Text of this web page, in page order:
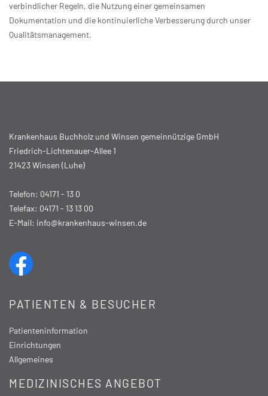
verbindlicher Regeln, die Nutzung einer gemeinsamen
Dokumentation und die kontinuierliche Verbesserung durch unser
Qualitätsmanagement.
Krankenhaus Buchholz und Winsen gemeinnützige GmbH
Friedrich-Lichtenauer-Allee 1
21423 Winsen (Luhe)
Telefon: 04171 - 13 0
Telefax: 04171 - 13 13 00
E-Mail: info@krankenhaus-winsen.de
PATIENTEN & BESUCHER
Patienteninformation
Einrichtungen
Allgemeines
MEDIZINISCHES ANGEBOT